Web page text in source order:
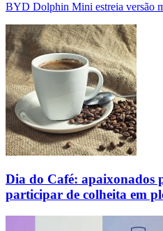
BYD Dolphin Mini estreia versão
Dia do Café: apaixonados
participar de colheita em